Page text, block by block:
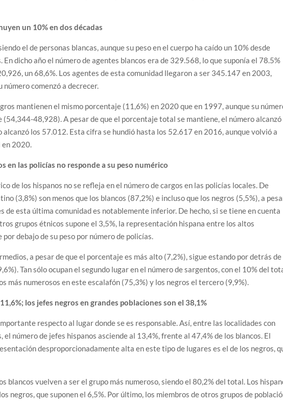
un 10% en dos décadas
el de personas blancas, aunque su peso en el cuerpo ha caído un 10% desde
dicho año el número de agentes blancos era de 329.568, lo que suponía el 78.5%
un 68,6%. Los agentes de esta comunidad llegaron a ser 345.147 en 2003,
comenzó a decrecer.
mantienen el mismo porcentaje (11,6%) en 2020 que en 1997, aunque su
(54,344-48,928). A pesar de que el porcentaje total se mantiene, el número alcanzó
alcanzó los 57.012. Esta cifra se hundió hasta los 52.617 en 2016, aunque volvió a
2020.
en las policías no responde a su peso numérico
de los hispanos no se refleja en el número de cargos en las policías locales. De
(3,8%) son menos que los blancos (87,2%) e incluso que los negros (5,5%), a
de esta última comunidad es notablemente inferior. De hecho, si se tiene en cuenta
grupos étnicos supone el 3,5%, la representación hispana entre los altos
debajo de su peso por número de policías.
a pesar de que el porcentaje es más alto (7,2%), sigue estando por detrás de
Tan sólo ocupan el segundo lugar en el número de sargentos, con el 10% del
más numerosos en este escalafón (75,3%) y los negros el tercero (9,9%).
los jefes negros en grandes poblaciones son el 38,1%
respecto al lugar donde se es responsable. Así, entre las localidades con
número de jefes hispanos asciende al 13,4%, frente al 47,4% de los blancos. El
desproporcionadamente alta en este tipo de lugares es el de los negros,
blancos vuelven a ser el grupo más numeroso, siendo el 80,2% del total. Los
negros, que suponen el 6,5%. Por último, los miembros de otros grupos de